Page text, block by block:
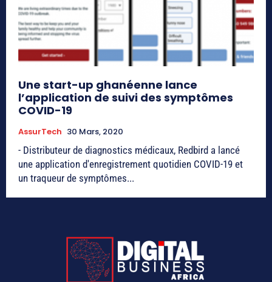
Une start-up ghanéenne lance
l’application de suivi des symptômes
COVID-19
AssurTech 30 Mars, 2020
- Distributeur de diagnostics médicaux, Redbird a lancé
une application d'enregistrement quotidien COVID-19 et
un traqueur de symptômes...